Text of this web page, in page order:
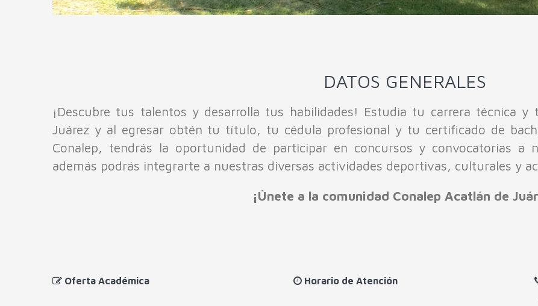
DATOS GENERALES
¡Descubre tus talentos y desarrolla tus habilidades! Estudia tu carrera técnica y
Juárez y al egresar obtén tu título, tu cédula profesional y tu certificado de
Conalep, tendrás la oportunidad de participar en concursos y convocatorias a
además podrás integrarte a nuestras diversas actividades deportivas, culturales y
¡Únete a la comunidad Conalep Acatlán de
Oferta Académica Horario de Atención